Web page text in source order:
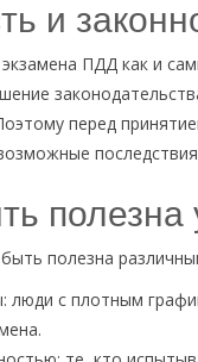
и
ПДД как и
перед
полезна
полезна
люди с плотным